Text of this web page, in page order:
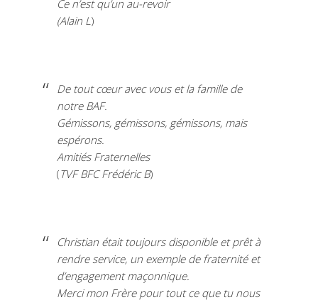
Ce n’est qu’un au-revoir
(Alain L)
De tout cœur avec vous et la famille de
notre BAF.
Gémissons, gémissons, gémissons, mais
espérons.
Amitiés Fraternelles
(TVF BFC Frédéric B)
Christian était toujours disponible et prêt à
rendre service, un exemple de fraternité et
d’engagement maçonnique.
Merci mon Frère pour tout ce que tu nous